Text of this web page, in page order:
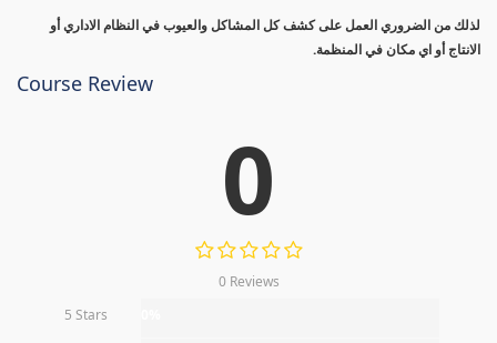
لذلك من الضروري العمل على كشف كل المشاكل والعيوب في النظام الاداري أو
الانتاج أو اي مكان في المنظمة.
Course Review
0
0 Reviews
5 Stars